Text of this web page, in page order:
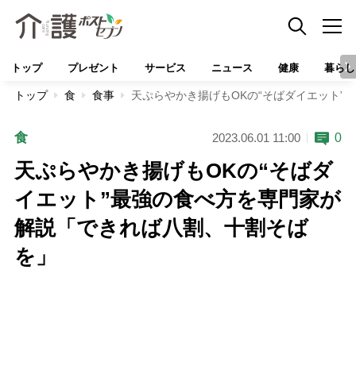
トップ プレゼント サービス ニュース 健康 暮らし
トップ 食 食事 天ぷらやかき揚げもOKの“そばダイエット”
食 2023.06.01 11:00 0
天ぷらやかき揚げもOKの“そばダ
イエット”最強の食べ方を専門家が
解説「できれば八割、十割そば
を」